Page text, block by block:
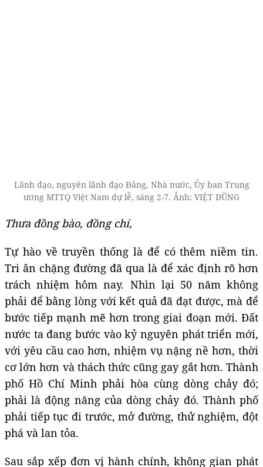
Lãnh đạo, nguyên lãnh đạo Đảng, Nhà nước, Ủy ban Trung
ương MTTQ Việt Nam dự lễ, sáng 2-7. Ảnh: VIỆT DŨNG
Thưa đồng bào, đồng chí,
Tự hào về truyền thống là để có thêm niềm tin.
Tri ân chặng đường đã qua là để xác định rõ hơn
trách nhiệm hôm nay. Nhìn lại 50 năm không
phải để bằng lòng với kết quả đã đạt được, mà để
bước tiếp mạnh mẽ hơn trong giai đoạn mới. Đất
nước ta đang bước vào kỷ nguyên phát triển mới,
với yêu cầu cao hơn, nhiệm vụ nặng nề hơn, thời
cơ lớn hơn và thách thức cũng gay gắt hơn. Thành
phố Hồ Chí Minh phải hòa cùng dòng chảy đó;
phải là động năng của dòng chảy đó. Thành phố
phải tiếp tục đi trước, mở đường, thử nghiệm, đột
phá và lan tỏa.
Sau sắp xếp đơn vị hành chính, không gian phát